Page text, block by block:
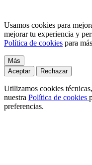
Usamos cookies para
mejorar tu experiencia y
Política de cookies para
Más
Aceptar
Rechazar
Utilizamos cookies
nuestra Política de cookies
preferencias.